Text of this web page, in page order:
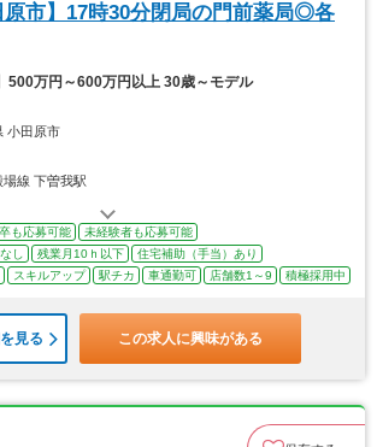
原市】17時30分閉局の門前薬局◎各
500万円～600万円以上 30歳～モデル
小田原市
場線 下曽我駅
も応募可能
未経験者も応募可能
し
残業月10ｈ以下
住宅補助（手当）あり
スキルアップ 駅チカ 車通勤可 店舗数1～9 積極採用中
見る この求人に興味がある